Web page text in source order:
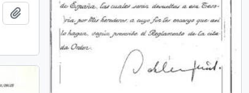
Añadir al portapapeles